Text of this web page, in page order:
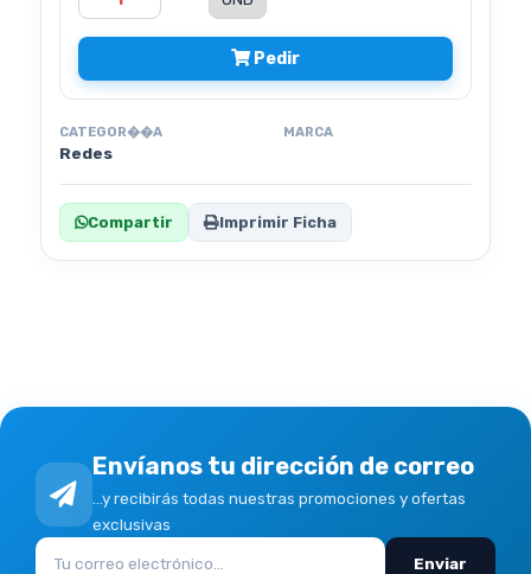
Pedir
CATEGOR��A
Redes
MARCA
Compartir Imprimir Ficha
Envíanos tu dirección de correo
...y recibirás todas nuestras promociones y ofertas
exclusivas
Enviar